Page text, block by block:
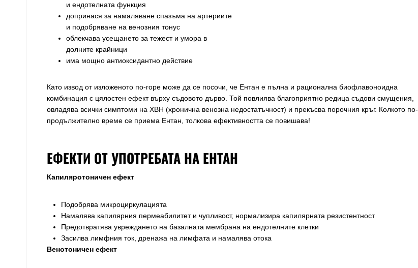
и ендотелната функция
допринася за намаляване спазъма на артериите
и подобряване на венозния тонус
облекчава усещането за тежест и умора в
долните крайници
има мощно антиоксидантно действие
Като извод от изложеното по-горе може да се посочи, че Ентан е пълна и рационална биофлавоноидна
комбинация с цялостен ефект върху съдовото дърво. Той повлиява благоприятно редица съдови смущения,
овладява всички симптоми на ХВН (хронична венозна недостатъчност) и прекъсва порочния кръг. Колкото по-
продължително време се приема Ентан, толкова ефективността се повишава!
ЕФЕКТИ ОТ УПОТРЕБАТА НА ЕНТАН
Капиляротоничен ефект
Подобрява микроциркулацията
Намалява капилярния пермеабилитет и чупливост, нормализира капилярната резистентност
Предотвратява увреждането на базалната мембрана на ендотелните клетки
Засилва лимфния ток, дренажа на лимфата и намалява отока
Венотоничен ефект